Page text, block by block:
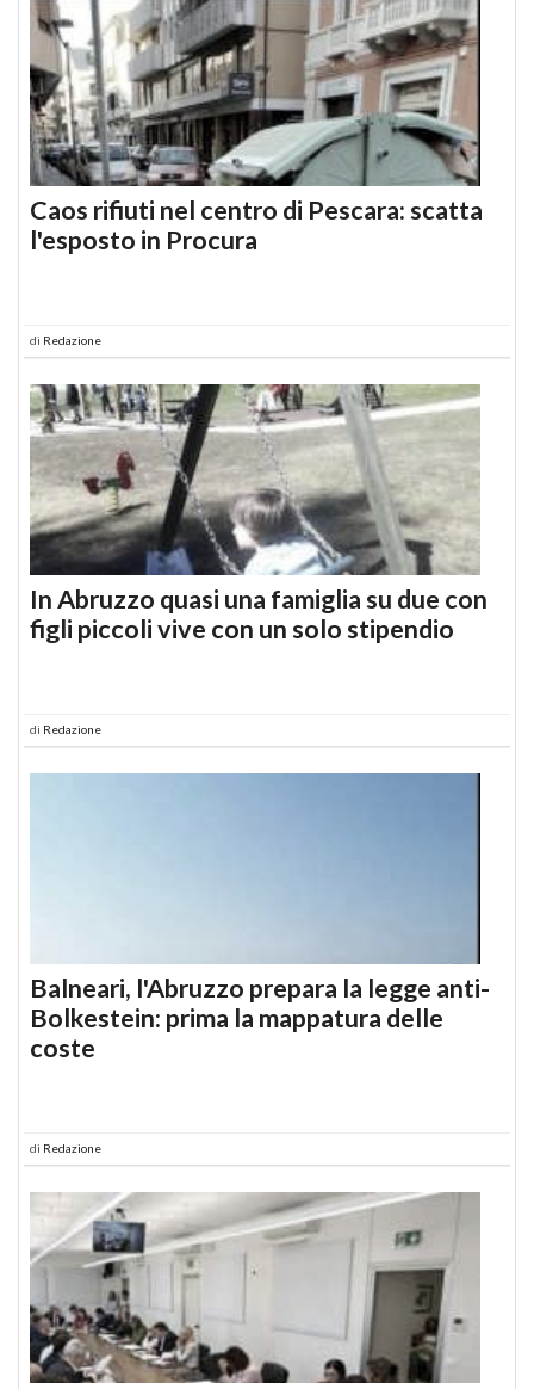
Caos rifiuti nel centro di Pescara: scatta
l'esposto in Procura
di Redazione
In Abruzzo quasi una famiglia su due con
figli piccoli vive con un solo stipendio
di Redazione
Balneari, l'Abruzzo prepara la legge anti-
Bolkestein: prima la mappatura delle
coste
di Redazione